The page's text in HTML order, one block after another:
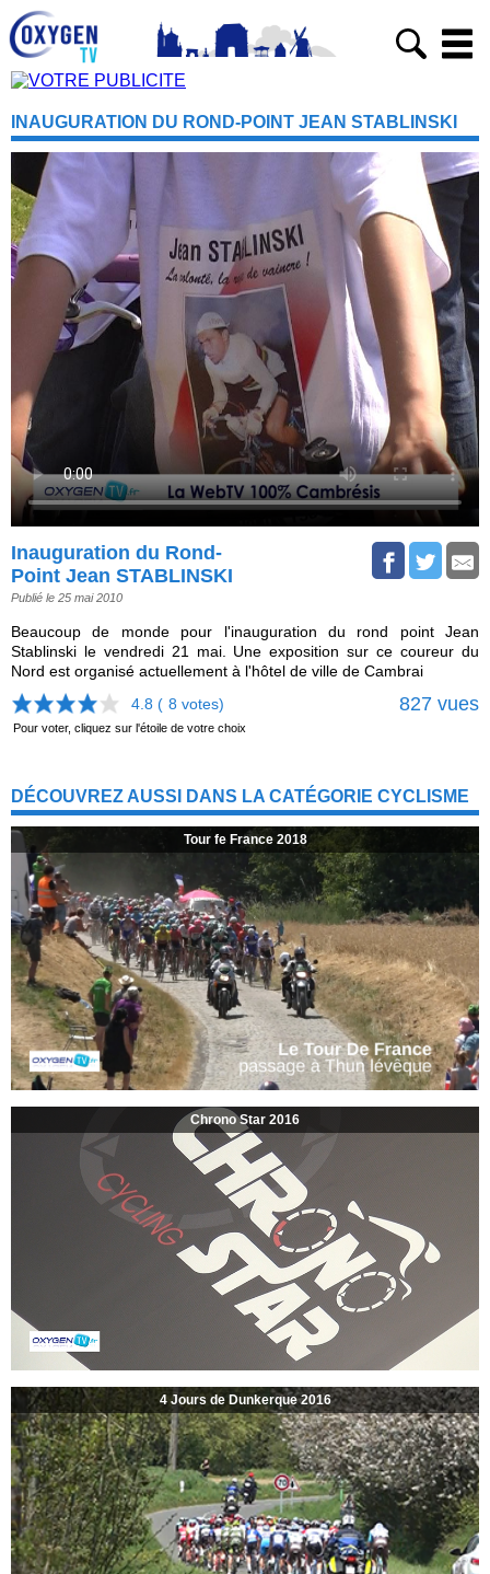
INAUGURATION DU ROND-POINT JEAN STABLINSKI
Inauguration du Rond-
Point Jean STABLINSKI
Publié le 25 mai 2010
Beaucoup de monde pour l'inauguration du rond point Jean
Stablinski le vendredi 21 mai. Une exposition sur ce coureur du
Nord est organisé actuellement à l'hôtel de ville de Cambrai
4.8 ( 8 votes) 827 vues
Pour voter, cliquez sur l'étoile de votre choix
DÉCOUVREZ AUSSI DANS LA CATÉGORIE CYCLISME
Tour fe France 2018
Chrono Star 2016
4 Jours de Dunkerque 2016